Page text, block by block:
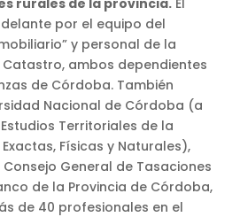
por el equipo del
y personal de la
ambos dependientes
de Córdoba. También
Nacional de Córdoba (a
Territoriales de la
Físicas y Naturales),
Consejo General de Tasaciones
de la Provincia de Córdoba,
de 40 profesionales en el